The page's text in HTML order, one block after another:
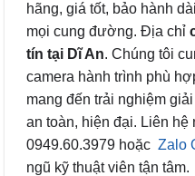
hãng, giá tốt, bảo hành
mọi cung đường. Địa chỉ
tín tại Dĩ An. Chúng tôi
camera hành trình phù
mang đến trải nghiệm
an toàn, hiện đại. Liên hệ
0949.60.3979 hoặc Zalo
ngũ kỹ thuật viên tận tâm.